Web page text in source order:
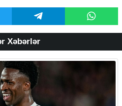
Xəbərlər